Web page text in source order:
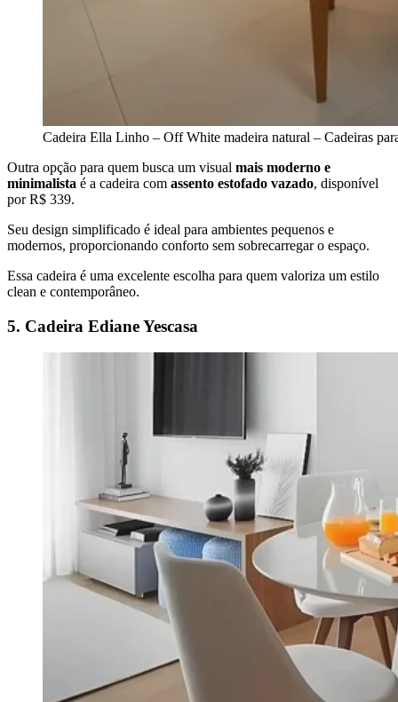
Cadeira Ella Linho – Off White madeira natural – Cadeiras
Outra opção para quem busca um visual mais moderno e
minimalista é a cadeira com assento estofado vazado, disponível
por R$ 339.
Seu design simplificado é ideal para ambientes pequenos e
modernos, proporcionando conforto sem sobrecarregar o espaço.
Essa cadeira é uma excelente escolha para quem valoriza um estilo
clean e contemporâneo.
5. Cadeira Ediane Yescasa